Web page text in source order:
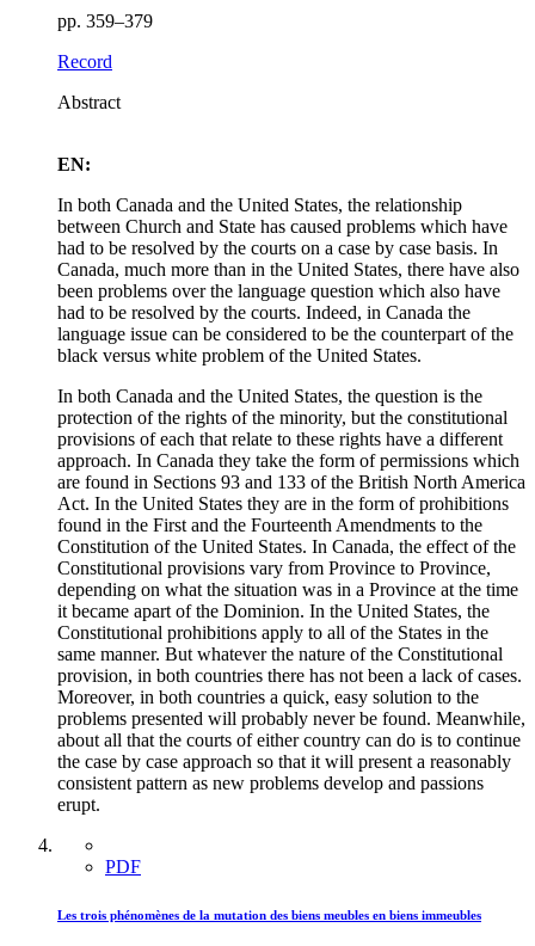
pp. 359–379
Record
Abstract
EN:
In both Canada and the United States, the relationship
between Church and State has caused problems which have
had to be resolved by the courts on a case by case basis. In
Canada, much more than in the United States, there have also
been problems over the language question which also have
had to be resolved by the courts. Indeed, in Canada the
language issue can be considered to be the counterpart of the
black versus white problem of the United States.
In both Canada and the United States, the question is the
protection of the rights of the minority, but the constitutional
provisions of each that relate to these rights have a different
approach. In Canada they take the form of permissions which
are found in Sections 93 and 133 of the British North America
Act. In the United States they are in the form of prohibitions
found in the First and the Fourteenth Amendments to the
Constitution of the United States. In Canada, the effect of the
Constitutional provisions vary from Province to Province,
depending on what the situation was in a Province at the time
it became apart of the Dominion. In the United States, the
Constitutional prohibitions apply to all of the States in the
same manner. But whatever the nature of the Constitutional
provision, in both countries there has not been a lack of cases.
Moreover, in both countries a quick, easy solution to the
problems presented will probably never be found. Meanwhile,
about all that the courts of either country can do is to continue
the case by case approach so that it will present a reasonably
consistent pattern as new problems develop and passions
erupt.
PDF
Les trois phénomènes de la mutation des biens meubles en biens immeubles